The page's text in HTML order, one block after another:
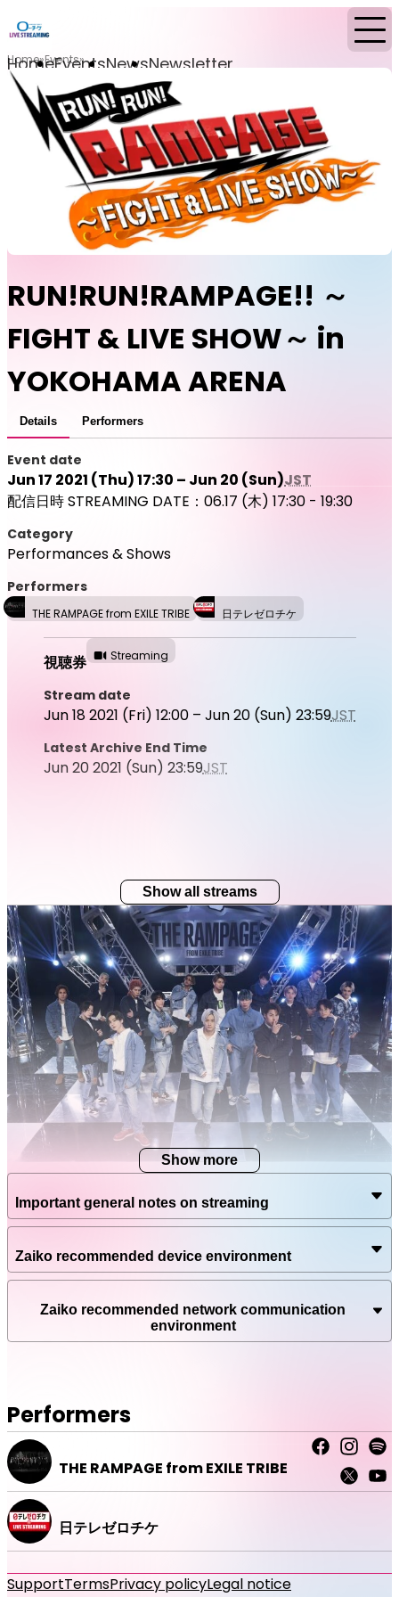
HomeEventsNewsNewsletter
Home Events
RUN!RUN!RAMPAGE!! ～
FIGHT & LIVE SHOW～ in
YOKOHAMA ARENA
Details Performers
Event date
Jun 17 2021 (Thu) 17:30 – Jun 20 (Sun)JST
配信日時 STREAMING DATE：06.17 (木) 17:30 - 19:30
Category
Performances & Shows
Performers
THE RAMPAGE from EXILE TRIBE 日テレゼロチケ
視聴券 Streaming
Stream date
Jun 18 2021 (Fri) 12:00 – Jun 20 (Sun) 23:59JST
Latest Archive End Time
Jun 20 2021 (Sun) 23:59JST
Show all streams
THE RAMPAGE地上波初冠番組「RUN! RUN! RAMPAGE!!」
ついに番組を飛び出し場外乱闘！？
天国チームと地獄チームに分かれロケを敢行！
番組は最終回を迎えたはずだったが…彼らの勝負はまだ決着
していなかった！
舞台を横浜アリーナに移し本当の決着をつける！
番組では様々なお題トークやゲーム対決で、勝てば天国、負
ければ地獄、ご褒美ロケとお仕置きロケをかけて争ってきた
THE RAMPAGE の メンバー16名が、なんと番組を飛び出し
アル体験！
【注意事項】
■日テレゼロチケはお客様手数料0円でイベントチケットの
販売を行っておりますが、日テレゼロチケ LIVE
STREAMINGは、電子チケット販売プラットフォームZAIKO
にてサービスをご提供させていただくため、ZAIKOでのご購
入ではお客様手数料および決済手数料（一部除く）が発生い
■チケットの購入・動画の視聴には電子チケット販売プラッ
Show more
Important general notes on streaming
Zaiko recommended device environment
Zaiko recommended network communication
environment
Performers
THE RAMPAGE from EXILE TRIBE
日テレゼロチケ
SupportTermsPrivacy policyLegal notice